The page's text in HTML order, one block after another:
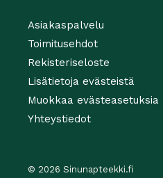
Asiakaspalvelu
Toimitusehdot
Rekisteriseloste
Lisätietoja evästeistä
Muokkaa evästeasetuksia
Yhteystiedot
© 2026 Sinunapteekki.fi